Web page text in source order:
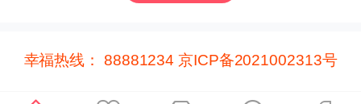
幸福热线： 88881234 京ICP备2021002313号